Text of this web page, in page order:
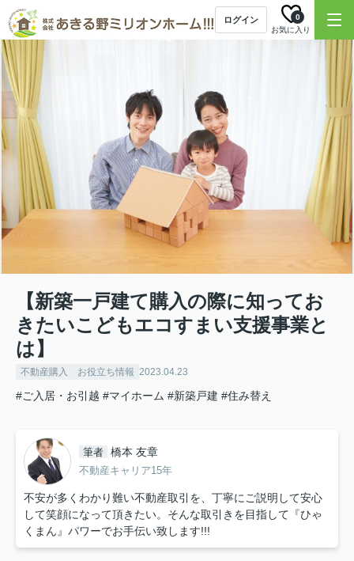
ログイン
お気に入り
0
【新築一戸建て購入の際に知ってお
きたいこどもエコすまい支援事業と
は】
不動産購入 お役立ち情報 2023.04.23
#ご入居・お引越 #マイホーム #新築戸建 #住み替え
筆者 橋本 友章
不動産キャリア15年
不安が多くわかり難い不動産取引を、丁寧にご説明して安心
して笑顔になって頂きたい。そんな取引きを目指して『ひゃ
くまん』パワーでお手伝い致します!!!